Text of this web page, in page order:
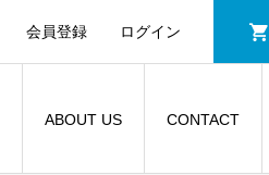
会員登録 ログイン
ABOUT US CONTACT